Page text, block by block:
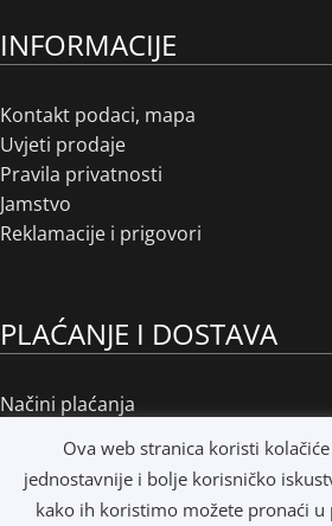
INFORMACIJE
Kontakt podaci, mapa
Uvjeti prodaje
Pravila privatnosti
Jamstvo
Reklamacije i prigovori
PLAĆANJE I DOSTAVA
Načini plaćanja
Načini dostave
Osobno preuzimanje
R1 i e-Računi
Ova web stranica koristi
jednostavnije i bolje korisničko
kako ih koristimo možete pronaći u